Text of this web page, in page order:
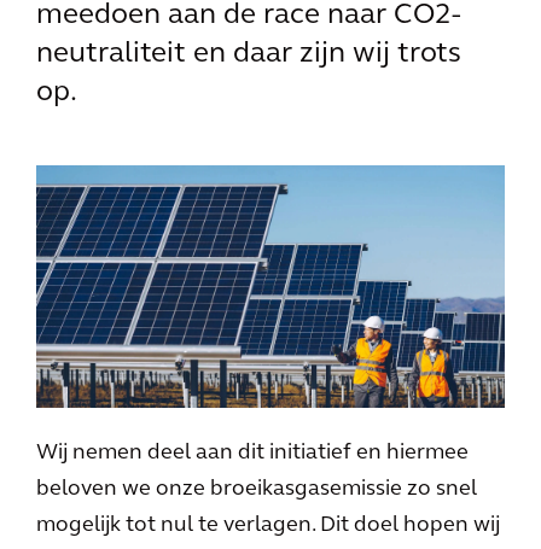
meedoen aan de race naar CO2-
neutraliteit en daar zijn wij trots
op.
Wij nemen deel aan dit initiatief en hiermee
beloven we onze broeikasgasemissie zo snel
mogelijk tot nul te verlagen. Dit doel hopen wij